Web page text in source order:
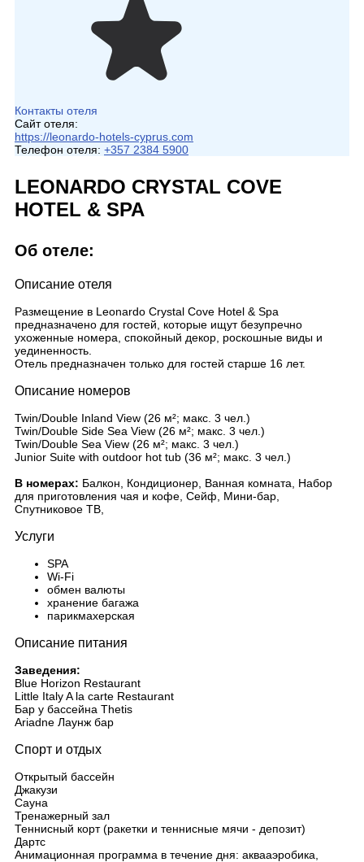
Контакты отеля
Сайт отеля:
https://leonardo-hotels-cyprus.com
Телефон отеля: +357 2384 5900
LEONARDO CRYSTAL COVE
HOTEL & SPA
Об отеле:
Описание отеля
Размещение в Leonardo Crystal Cove Hotel & Spa
предназначено для гостей, которые ищут безупречно
ухоженные номера, спокойный декор, роскошные виды и
уединенность.
Отель предназначен только для гостей старше 16 лет.
Описание номеров
Twin/Double Inland View (26 м²; макс. 3 чел.)
Twin/Double Side Sea View (26 м²; макс. 3 чел.)
Twin/Double Sea View (26 м²; макс. 3 чел.)
Junior Suite with outdoor hot tub (36 м²; макс. 3 чел.)
В номерах: Балкон, Кондиционер, Ванная комната, Набор
для приготовления чая и кофе, Сейф, Мини-бар,
Спутниковое ТВ,
Услуги
SPA
Wi-Fi
обмен валюты
хранение багажа
парикмахерская
Описание питания
Заведения:
Blue Horizon Restaurant
Little Italy A la carte Restaurant
Бар у бассейна Thetis
Ariadne Лаунж бар
Спорт и отдых
Открытый бассейн
Джакузи
Сауна
Тренажерный зал
Теннисный корт (ракетки и теннисные мячи - депозит)
Дартс
Анимационная программа в течение дня: аквааэробика,